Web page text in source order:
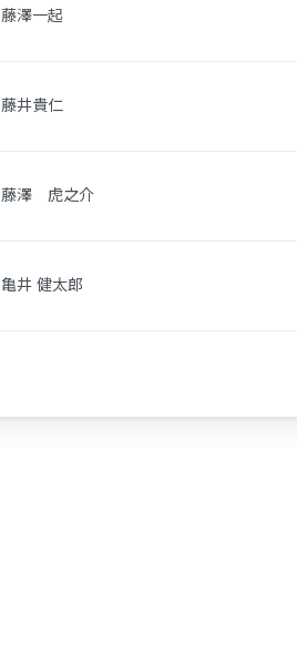
藤澤一起
藤井貴仁
藤澤 虎之介
亀井 健太郎